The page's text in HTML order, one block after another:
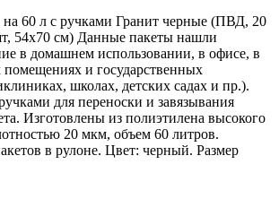
60 л с ручками Гранит черные (ПВД, 20
54х70 см) Данные пакеты нашли
в домашнем использовании, в офисе, в
и государственных
школах, детских садах и пр.).
для переноски и завязывания
Изготовлены из полиэтилена высокого
20 мкм, объем 60 литров.
в рулоне. Цвет: черный. Размер